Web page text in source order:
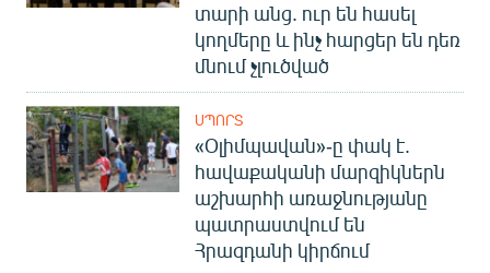
«Ազատության» բոլոր կայքերը
տարի անց. ուր են հասել
կողմերը և ինչ հարցեր են դեռ
մնում չլուծված
ՍՊՈՐՏ
«Օլիմպավան»-ը փակ է.
հավաքականի մարզիկներն
աշխարհի առաջնությանը
պատրաստվում են
Հրազդանի կիրճում